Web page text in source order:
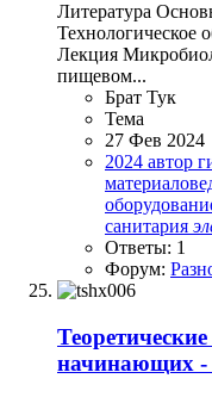
Литература
Технологическое
Лекция
пищевом...
Брат Тук
Тема
27 Фев 2024
2024 автор
санитария
Ответы: 1
Форум:
начинающих -